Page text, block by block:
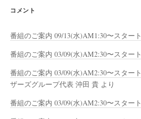
コメント
番組のご案内 09/13(水)AM1:30〜スタート
番組のご案内 03/09(水)AM2:30〜スタート
番組のご案内 03/09(水)AM2:30〜スタート
ザーズグループ代表 沖田 貴 より
番組のご案内 03/09(水)AM2:30〜スタート